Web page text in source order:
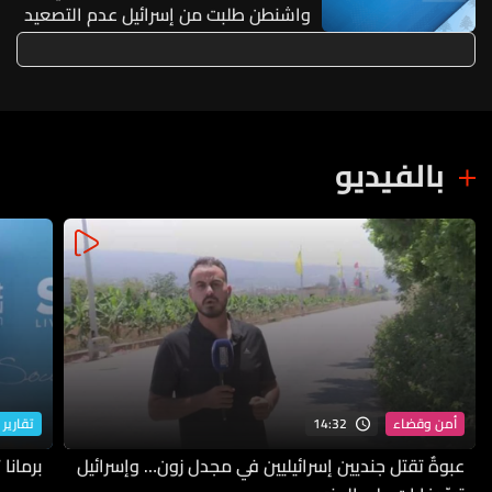
واشنطن طلبت من إسرائيل عدم التصعيد
خشية أن يؤثر ذلك على مفاوضات روما
بالفيديو
أمن وقضاء 14:32
عبوةٌ تقتل جنديين إسرائيليين في مجدل زون… وإسرائيل